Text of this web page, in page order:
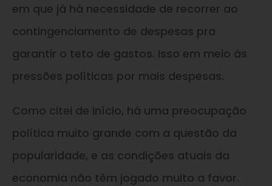
em que já há necessidade de recorrer ao
contingenciamento de despesas pra
garantir o teto de gastos. Isso em meio às
pressões políticas por mais despesas.
Como citei de início, há uma preocupação
política muito grande com a questão da
popularidade, e as condições atuais da
economia não têm jogado muito a favor.